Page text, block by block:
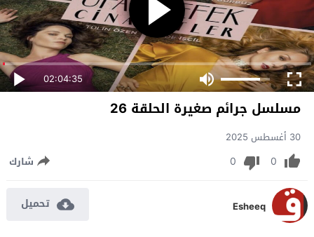
02:04:35
مسلسل جرائم صغيرة الحلقة 26
30 أغسطس 2025
0
0 شارك
Esheeq تحميل